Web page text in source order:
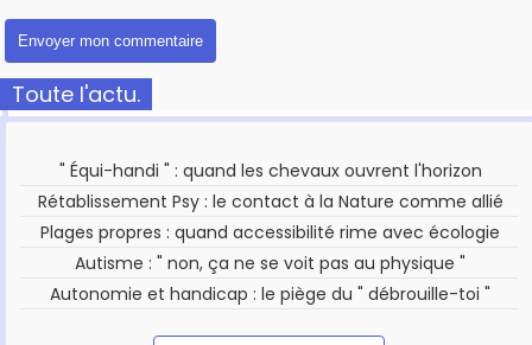
Toute l'actu.
" Équi-handi " : quand les chevaux ouvrent l'horizon
Rétablissement Psy : le contact à la Nature comme allié
Plages propres : quand accessibilité rime avec écologie
Autisme : " non, ça ne se voit pas au physique "
Autonomie et handicap : le piège du " débrouille-toi "